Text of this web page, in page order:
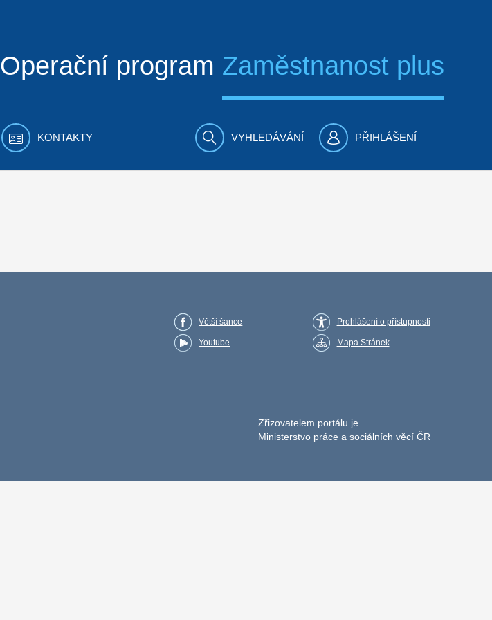
Operační program Zaměstnanost plus
KONTAKTY VYHLEDÁVÁNÍ PŘIHLÁŠENÍ
Větší šance
Youtube
Prohlášení o přístupnosti
Mapa Stránek
Zřizovatelem portálu je
Ministerstvo práce a sociálních věcí ČR